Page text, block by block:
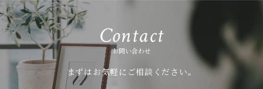
Contact
お問い合わせ
まずはお気軽にご相談ください。